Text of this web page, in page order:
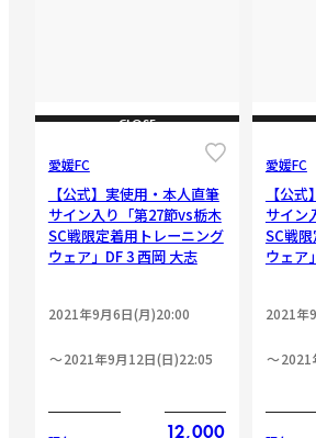
CLOSE
愛媛FC
【公式】実使用・本人直筆
サイン入り「第27節vs栃木
SC戦限定着用トレーニング
ウェア」DF 3 西岡 大志
2021年9月6日(月)20:00
2021年9月12日(日)22:05
12,000
愛媛FC
【公
サイン
SC戦
ウェア
2021年
2021